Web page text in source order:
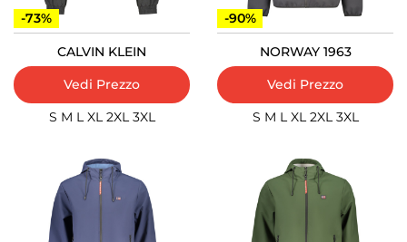
-73%
CALVIN KLEIN
Vedi Prezzo
S M L XL 2XL 3XL
-90%
NORWAY 1963
Vedi Prezzo
S M L XL 2XL 3XL